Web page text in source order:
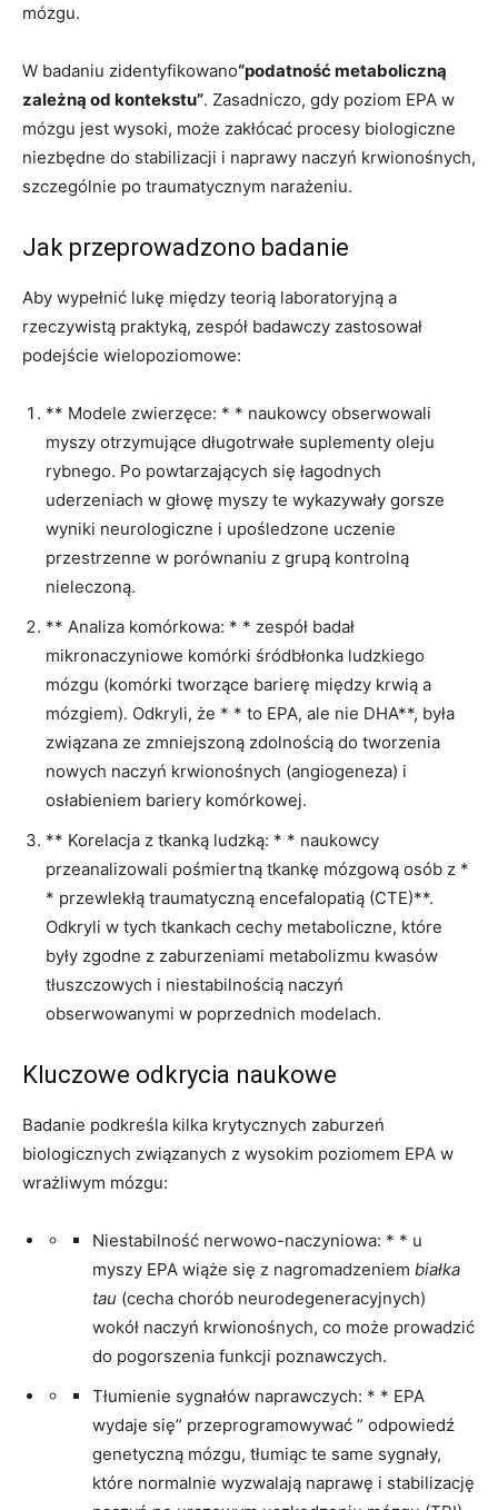
mózgu.
W badaniu zidentyfikowano“podatność metaboliczną
zależną od kontekstu”. Zasadniczo, gdy poziom EPA w
mózgu jest wysoki, może zakłócać procesy biologiczne
niezbędne do stabilizacji i naprawy naczyń krwionośnych,
szczególnie po traumatycznym narażeniu.
Jak przeprowadzono badanie
Aby wypełnić lukę między teorią laboratoryjną a
rzeczywistą praktyką, zespół badawczy zastosował
podejście wielopoziomowe:
** Modele zwierzęce: * * naukowcy obserwowali
myszy otrzymujące długotrwałe suplementy oleju
rybnego. Po powtarzających się łagodnych
uderzeniach w głowę myszy te wykazywały gorsze
wyniki neurologiczne i upośledzone uczenie
przestrzenne w porównaniu z grupą kontrolną
nieleczoną.
** Analiza komórkowa: * * zespół badał
mikronaczyniowe komórki śródbłonka ludzkiego
mózgu (komórki tworzące barierę między krwią a
mózgiem). Odkryli, że * * to EPA, ale nie DHA**, była
związana ze zmniejszoną zdolnością do tworzenia
nowych naczyń krwionośnych (angiogeneza) i
osłabieniem bariery komórkowej.
** Korelacja z tkanką ludzką: * * naukowcy
przeanalizowali pośmiertną tkankę mózgową osób z *
* przewlekłą traumatyczną encefalopatią (CTE)**.
Odkryli w tych tkankach cechy metaboliczne, które
były zgodne z zaburzeniami metabolizmu kwasów
tłuszczowych i niestabilnością naczyń
obserwowanymi w poprzednich modelach.
Kluczowe odkrycia naukowe
Badanie podkreśla kilka krytycznych zaburzeń
biologicznych związanych z wysokim poziomem EPA w
wrażliwym mózgu:
Niestabilność nerwowo-naczyniowa: * * u
myszy EPA wiąże się z nagromadzeniem białka
tau (cecha chorób neurodegeneracyjnych)
wokół naczyń krwionośnych, co może prowadzić
do pogorszenia funkcji poznawczych.
Tłumienie sygnałów naprawczych: * * EPA
wydaje się” przeprogramowywać ” odpowiedź
genetyczną mózgu, tłumiąc te same sygnały,
które normalnie wyzwalają naprawę i stabilizację